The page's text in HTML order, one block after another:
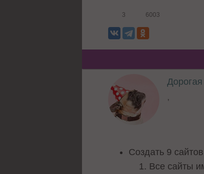
3 6003
,
Создать 9
Все сайты